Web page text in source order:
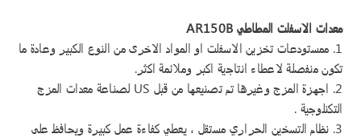
معدات الاسفلت المطاطي AR150B
1. ممستودعات تخزين الاسفلت او المواد الاخرى من النوع الكبير وعادة ما
تكون منفصلة لاعطاء انتاجية اكبر وملائمة اكثر.
2. اجهزة المزج وغيرها تم تصنيعها من قبل US لصناعة معدات المزج
التكنلوجية .
3. نظام التسخين الحراري مستقل ، يعطي كفاءة عمل كبيرة ويحافظ على